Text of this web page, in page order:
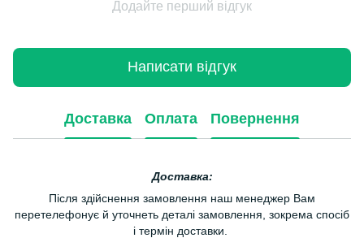
Додайте перший відгук
Написати відгук
Доставка Оплата Повернення
Доставка:
Після здійснення замовлення наш менеджер Вам
перетелефонує й уточнеть деталі замовлення, зокрема спосіб
і термін доставки.